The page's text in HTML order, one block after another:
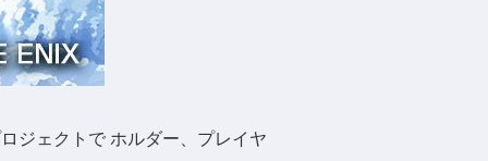
ジェクトで ホルダー、プレイヤ